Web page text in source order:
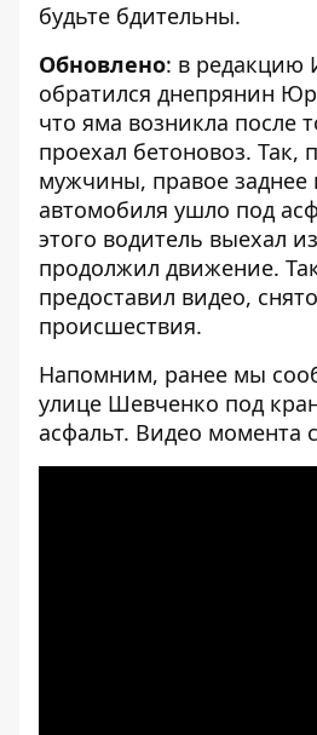
будьте бдительны.
Обновлено: в редакцию
обратился днепрянин
что яма возникла после
проехал бетоновоз. Так,
мужчины, правое заднее
автомобиля ушло под
этого водитель выехал
продолжил движение.
предоставил видео,
происшествия.
Напомним, ранее мы
улице Шевченко под
асфальт. Видео момента